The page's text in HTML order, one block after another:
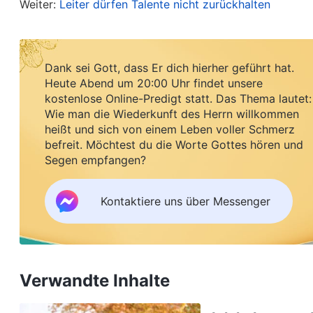
sich, die sie dazu anleitet. Was ist diese
(Konkurrieren ist zu ihrem Leben geworden,
mit einer höchst arroganten Gesinnung
selbst als die Allerbesten und sie sind extrem
Gesinnung eindämmen; sie können sie selbst
um Kampf und Wettbewerb. Worum kämpfen
Ansehen, Status, Respekt und ihre eigenen
anwenden müssen, solange sich ihnen alle
selbst erhalten, haben sie ihr Ziel erreicht. Ihr
Vergnügen; es ist eine Art von Gesinnung, die
Gesinnung des großen roten Drachen, der
gegen Menschen. Wenn Antichristen nun
Weiter: Leiter dürfen Talente nicht zurückhalten
Dank sei Gott, dass Er dich hierher geführt hat.
Heute Abend um 20:00 Uhr findet unsere
kostenlose Online-Predigt statt. Das Thema lautet:
Wie man die Wiederkunft des Herrn willkommen
heißt und sich von einem Leben voller Schmerz
befreit. Möchtest du die Worte Gottes hören und
Segen empfangen?
Kontaktiere uns über Messenger
Verwandte Inhalte